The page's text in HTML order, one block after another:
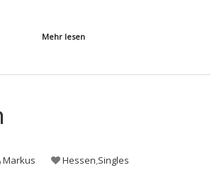
Mehr lesen
Markus Hessen,Singles